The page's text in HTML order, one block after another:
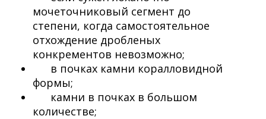
мочеточниковый сегмент до
степени, когда самостоятельное
отхождение дробленых
конкрементов невозможно;
в почках камни коралловидной
формы;
камни в почках в большом
количестве;